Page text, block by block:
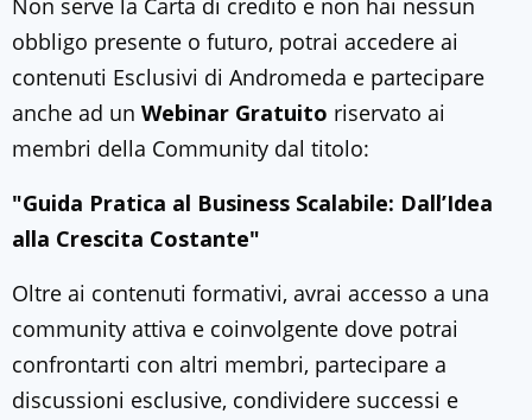
Non serve la Carta di credito e non hai nessun
obbligo presente o futuro, potrai accedere ai
contenuti Esclusivi di Andromeda e partecipare
anche ad un Webinar Gratuito riservato ai
membri della Community dal titolo:
"Guida Pratica al Business Scalabile: Dall’Idea
alla Crescita Costante"
Oltre ai contenuti formativi, avrai accesso a una
community attiva e coinvolgente dove potrai
confrontarti con altri membri, partecipare a
discussioni esclusive, condividere successi e